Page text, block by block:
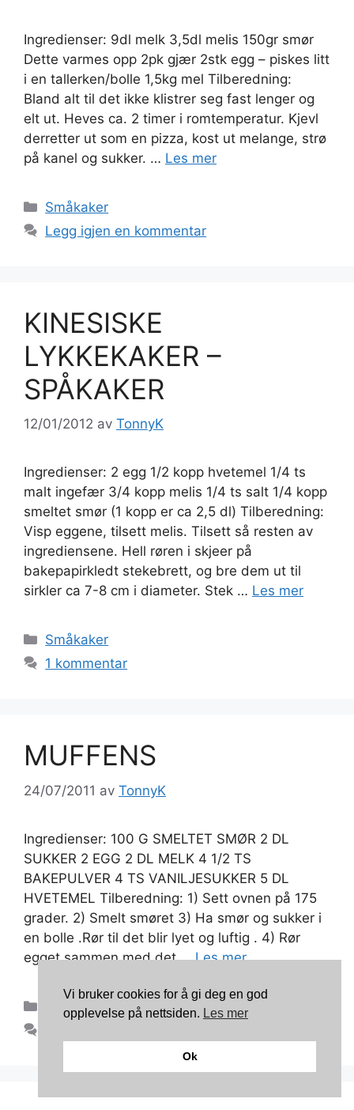
Ingredienser: 9dl melk 3,5dl melis 150gr smør
Dette varmes opp 2pk gjær 2stk egg – piskes litt
i en tallerken/bolle 1,5kg mel Tilberedning:
Bland alt til det ikke klistrer seg fast lenger og
elt ut. Heves ca. 2 timer i romtemperatur. Kjevl
derretter ut som en pizza, kost ut melange, strø
på kanel og sukker. … Les mer
Kategorier
Småkaker
Legg igjen en kommentar
KINESISKE
LYKKEKAKER –
SPÅKAKER
12/01/2012 av TonnyK
Ingredienser: 2 egg 1/2 kopp hvetemel 1/4 ts
malt ingefær 3/4 kopp melis 1/4 ts salt 1/4 kopp
smeltet smør (1 kopp er ca 2,5 dl) Tilberedning:
Visp eggene, tilsett melis. Tilsett så resten av
ingrediensene. Hell røren i skjeer på
bakepapirkledt stekebrett, og bre dem ut til
sirkler ca 7-8 cm i diameter. Stek … Les mer
Kategorier
Småkaker
1 kommentar
MUFFENS
24/07/2011 av TonnyK
Ingredienser: 100 G SMELTET SMØR 2 DL
SUKKER 2 EGG 2 DL MELK 4 1/2 TS
BAKEPULVER 4 TS VANILJESUKKER 5 DL
HVETEMEL Tilberedning: 1) Sett ovnen på 175
grader. 2) Smelt smøret 3) Ha smør og sukker i
en bolle .Rør til det blir lyet og luftig . 4) Rør
egget sammen med det …Les mer
Kategorier
Småkaker
Vi bruker cookies for å gi deg en god
opplevelse på nettsiden. Les mer
Ok